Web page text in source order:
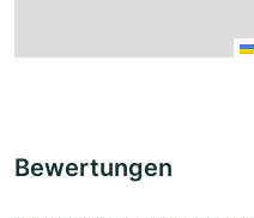
Bewertungen